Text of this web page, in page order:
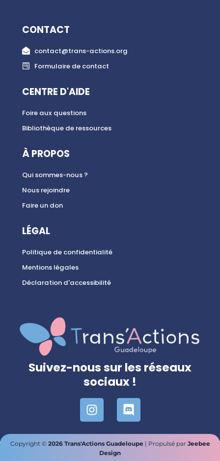
CONTACT
contact@trans-actions.org
Formulaire de contact
CENTRE D'AIDE
Foire aux questions
Bibliothèque de ressources
À PROPOS
Qui sommes-nous ?
Nous rejoindre
Faire un don
LÉGAL
Politique de confidentialité
Mentions légales
Déclaration d'accessibilité
Suivez-nous sur les réseaux
sociaux !
I
n
s
t
a
D
i
s
c
o
Copyright © 2026 Trans'Actions Guadeloupe| Propulsé par Jeebee
Design